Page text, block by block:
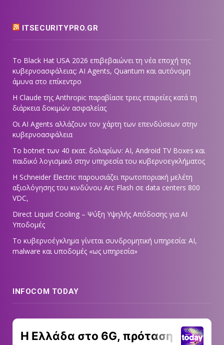
ITSECURITYPRO.GR
Το Black Hat USA 2026 επιβεβαιώνει τη νέα εποχή της
κυβερνοασφάλειας: AI Agents, Quantum και αυτόνομη
άμυνα στο επίκεντρο
Η Claude της Anthropic παραβίασε τρεις εταιρείες κατά τη
διάρκεια δοκιμών ασφαλείας
Οι AI Agents αλλάζουν τον χάρτη των επενδύσεων στην
κυβερνοασφάλεια
Το botnet των 40 εκατ. δολαρίων: AI, Android TV Boxes και
παιδικό λογισμικό στην υπηρεσία του κυβερνοεγκλήματος
Η Schneider Electric παρουσιάζει πρωτοποριακή μελέτη
αξιολόγησης του κινδύνου Arc Flash σε data centers 800
VDC,
Direct Liquid Cooling – Ψύξη Υψηλής Απόδοσης για AI
Υποδομές
Το κυβερνοέγκλημα γίνεται συνδρομητική υπηρεσία: AI,
malware και υποδομές «ως υπηρεσία»
INFOCOM TODAY